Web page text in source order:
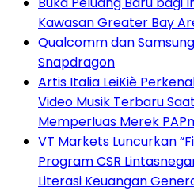
Kawasan Greater Bay
Qualcomm dan
Snapdragon
Artis Italia LeiKiè
Video Musik Terbaru
Memperluas Merek
VT Markets Luncurkan
Program CSR
Literasi Keuangan